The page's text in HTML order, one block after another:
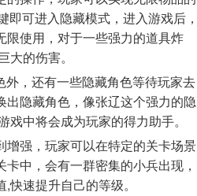
可进入隐藏模式，进入游戏后，
限使用，对于一些强力的道具炸
的伤害。
外，还有一些隐藏角色等待玩家去
隐藏角色，像张辽这个强力的隐
中将会成为玩家的得力助手。
增强，玩家可以在特定的关卡场景
中，会有一群密集的小兵出现，
速提升自己的等级。